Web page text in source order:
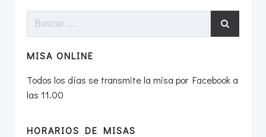
entradas entradas
Buscar:
MISA ONLINE
Todos los días se transmite la misa por Facebook a
las 11.00
HORARIOS DE MISAS